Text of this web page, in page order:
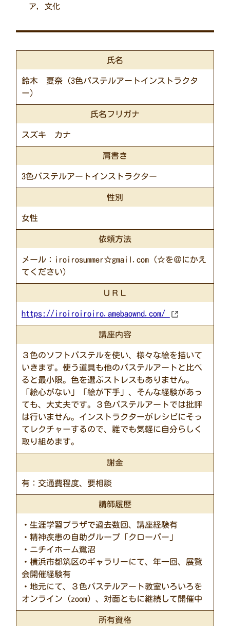
ア,文化
氏名
鈴木 夏奈（3色パステルアートインストラクタ
ー）
氏名フリガナ
スズキ カナ
肩書き
3色パステルアートインストラクター
性別
女性
依頼方法
メール：iroirosummer☆gmail.com（☆を＠にかえ
てください）
ＵＲＬ
https://iroiroiroiro.amebaownd.com/
講座内容
３色のソフトパステルを使い、様々な絵を描いて
いきます。使う道具も他のパステルアートと比べ
ると最小限。色を選ぶストレスもありません。
「絵心がない」「絵が下手」、そんな経験があっ
ても、大丈夫です。３色パステルアートでは批評
は行いません。インストラクターがレシピにそっ
てレクチャーするので、誰でも気軽に自分らしく
取り組めます。
謝金
有： 交通費程度、要相談
講師履歴
・生涯学習プラザで過去数回、講座経験有
・精神疾患の自助グループ「クローバー」
・ニチイホーム鷺沼
・横浜市都筑区のギャラリーにて、年一回、展覧
会開催経験有
・地元にて、３色パステルアート教室いろいろを
オンライン（zoom）、対面ともに継続して開催中
所有資格